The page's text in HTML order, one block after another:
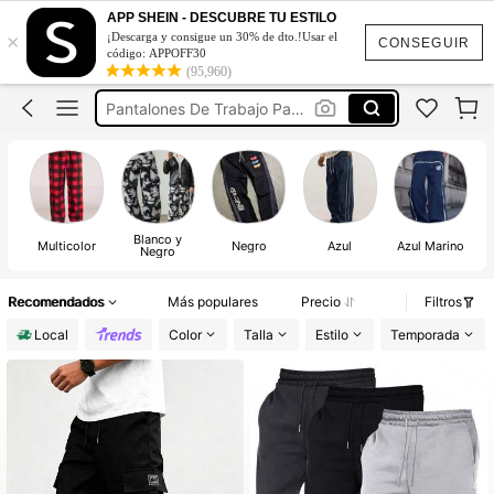
CONSEGUIR
×
APP SHEIN - DESCUBRE TU ESTILO
¡Descarga y consigue un 30% de dto.!Usar el
código: APPOFF30
(95,960)
Ropa De Hombre
Pantalones De Hombre
Jogger Hombre
Ropa De Hombre
Pantalones De Hombre
Multicolor Blanco y
Negro Negro Azul Azul Marino
Recomendados Más populares Precio
Filtros
Local
Color Talla Estilo Temporada